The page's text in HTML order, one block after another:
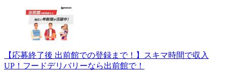
【応募終了後 出前館での登録まで！】スキマ時間で収入
UP！フードデリバリーなら出前館で！